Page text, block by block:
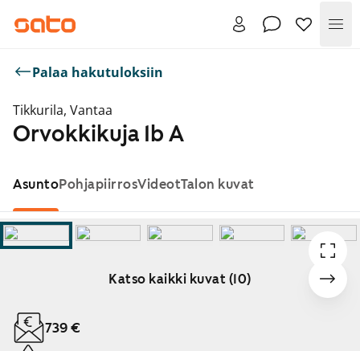
Palaa hakutuloksiin
Tikkurila, Vantaa
Orvokkikuja 1b A
AsuntoPohjapiirrosVideotTalon kuvat
Katso kaikki kuvat (10)
Näytetään dia 1 / 10
739 €